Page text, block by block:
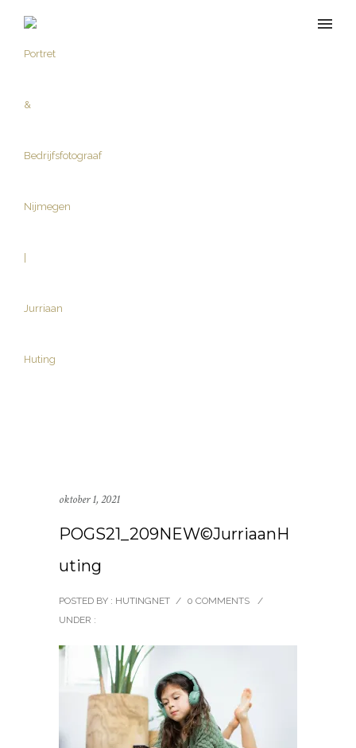
oktober 1, 2021
POGS21_209NEW©JurriaanH
uting
POSTED BY : HUTINGNET / 0 COMMENTS
/
UNDER :